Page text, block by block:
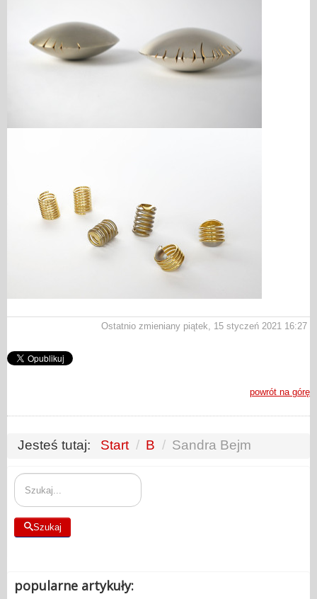
Ostatnio zmieniany piątek, 15 styczeń 2021 16:27
powrót na górę
Jesteś tutaj: Start / B / Sandra Bejm
Szukaj
popularne artykuły: